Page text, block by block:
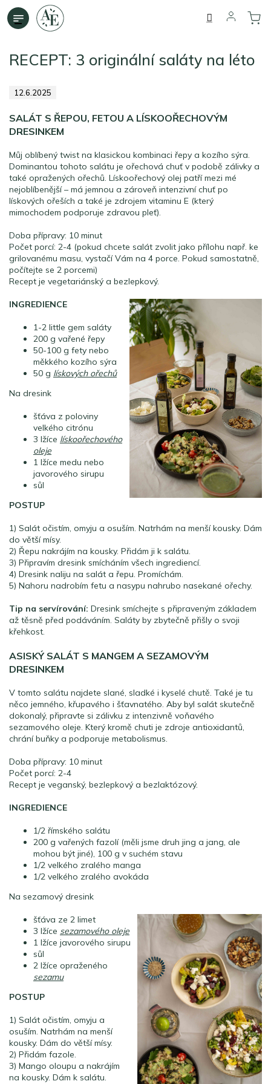
Přejít
na
RECEPT: 3 originální saláty na léto
12.6.2025
SALÁT S ŘEPOU, FETOU A LÍSKOOŘECHOVÝM
DRESINKEM
Můj oblíbený twist na klasickou kombinaci řepy a kozího sýra.
Dominantou tohoto salátu je ořechová chuť v podobě zálivky a
také opražených ořechů. Lískoořechový olej patří mezi mé
nejoblíbenější – má jemnou a zároveň intenzivní chuť po
lískových ořeších a také je zdrojem vitaminu E (který
mimochodem podporuje zdravou pleť).
Doba přípravy: 10 minut
Počet porcí: 2-4 (pokud chcete salát zvolit jako přílohu např. ke
grilovanému masu, vystačí Vám na 4 porce. Pokud samostatně,
počítejte se 2 porcemi)
Recept je vegetariánský a bezlepkový.
INGREDIENCE
1-2 little gem saláty
200 g vařené řepy
50-100 g fety nebo
měkkého kozího sýra
50 g lískových ořechů
Na dresink
šťáva z poloviny
velkého citrónu
3 lžíce lískoořechového
oleje
1 lžíce medu nebo
javorového sirupu
sůl
POSTUP
1) Salát očistím, omyju a osuším. Natrhám na menší kousky. Dám
do větší mísy.
2) Řepu nakrájím na kousky. Přidám ji k salátu.
3) Připravím dresink smícháním všech ingrediencí.
4) Dresink naliju na salát a řepu. Promíchám.
5) Nahoru nadrobím fetu a nasypu nahrubo nasekané ořechy.
Tip na servírování: Dresink smíchejte s připraveným základem
až těsně před podáváním. Saláty by zbytečně přišly o svoji
křehkost.
ASISKÝ SALÁT S MANGEM A SEZAMOVÝM
DRESINKEM
V tomto salátu najdete slané, sladké i kyselé chutě. Také je tu
něco jemného, křupavého i šťavnatého. Aby byl salát skutečně
dokonalý, připravte si zálivku z intenzivně voňavého
sezamového oleje. Který kromě chuti je zdroje antioxidantů,
chrání buňky a podporuje metabolismus.
Doba přípravy: 10 minut
Počet porcí: 2-4
Recept je veganský, bezlepkový a bezlaktózový.
INGREDIENCE
1/2 římského salátu
200 g vařených fazolí (měli jsme druh jing a jang, ale
mohou být jiné), 100 g v suchém stavu
1/2 velkého zralého manga
1/2 velkého zralého avokáda
Na sezamový dresink
šťáva ze 2 limet
3 lžíce sezamového oleje
1 lžíce javorového sirupu
sůl
2 lžíce opraženého
sezamu
POSTUP
1) Salát očistím, omyju a
osuším. Natrhám na menší
kousky. Dám do větší mísy.
2) Přidám fazole.
3) Mango oloupu a nakrájím
na kousky. Dám k salátu.